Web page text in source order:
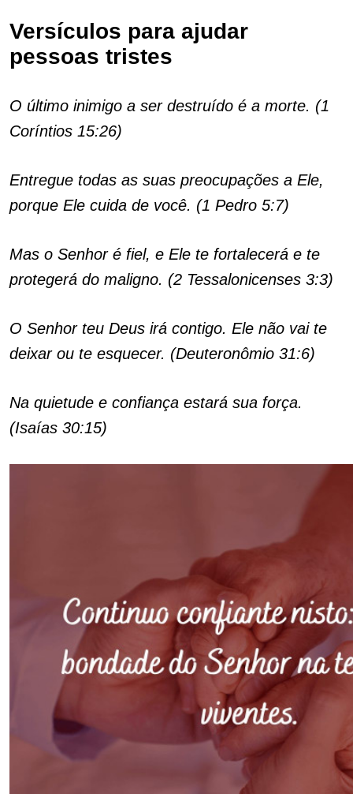
Versículos para ajudar
pessoas tristes
O último inimigo a ser destruído é a morte. (1
Coríntios 15:26)
Entregue todas as suas preocupações a Ele,
porque Ele cuida de você. (1 Pedro 5:7)
Mas o Senhor é fiel, e Ele te fortalecerá e te
protegerá do maligno. (2 Tessalonicenses 3:3)
O Senhor teu Deus irá contigo. Ele não vai te
deixar ou te esquecer. (Deuteronômio 31:6)
Na quietude e confiança estará sua força.
(Isaías 30:15)